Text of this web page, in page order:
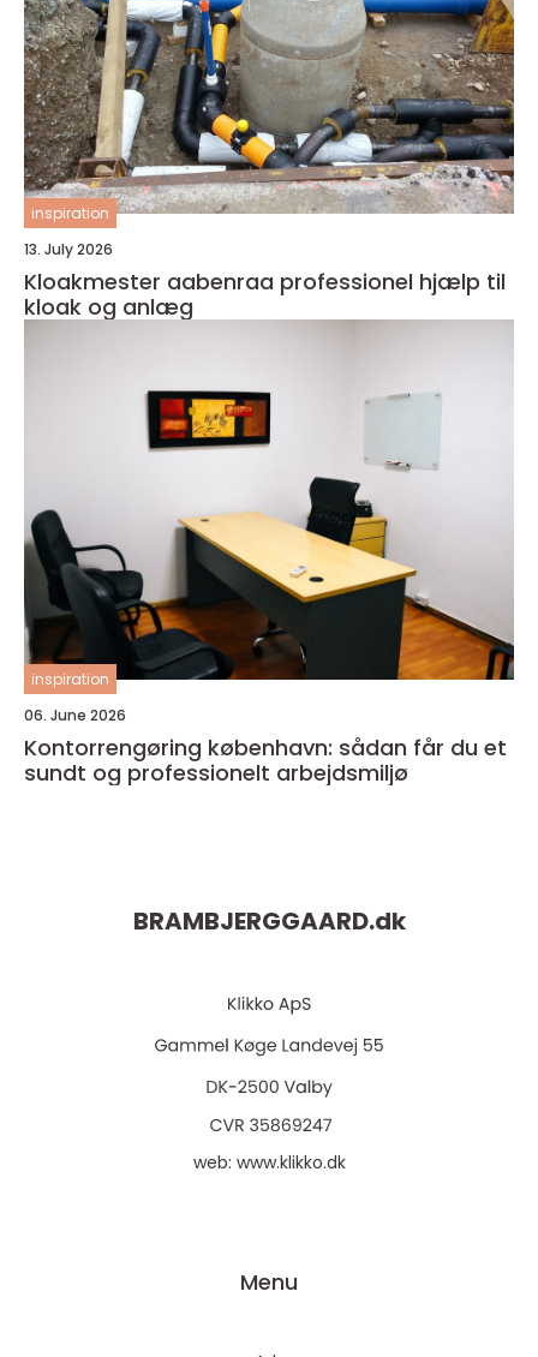
inspiration
13. July 2026
Kloakmester aabenraa professionel hjælp til
kloak og anlæg
inspiration
06. June 2026
Kontorrengøring københavn: sådan får du et
sundt og professionelt arbejdsmiljø
BRAMBJERGGAARD.dk
web: www.klikko.dk
Menu